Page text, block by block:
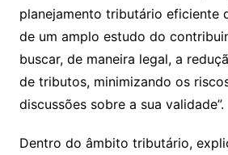
planejamento tributário eficiente
de um amplo estudo do
buscar, de maneira legal, a
de tributos, minimizando os
discussões sobre a sua validade”.
Dentro do âmbito tributário,